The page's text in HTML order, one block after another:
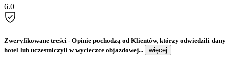
6.0
Zweryfikowane treści - Opinie pochodzą od Klientów, którzy odwiedzili dany
hotel lub uczestniczyli w wycieczce objazdowej...
więcej